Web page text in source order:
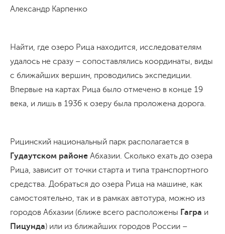
Александр Карпенко
Найти, где озеро Рица находится, исследователям
удалось не сразу – сопоставлялись координаты, виды
с ближайших вершин, проводились экспедиции.
Впервые на картах Рица было отмечено в конце 19
века, и лишь в 1936 к озеру была проложена дорога.
Рицинский национальный парк располагается в
Гудаутском районе Абхазии. Сколько ехать до озера
Рица, зависит от точки старта и типа транспортного
средства. Добраться до озера Рица на машине, как
самостоятельно, так и в рамках автотура, можно из
городов Абхазии (ближе всего расположены Гагра и
Пицунда) или из ближайших городов России –